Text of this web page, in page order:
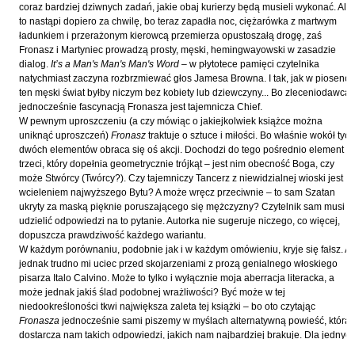
Holden Gojtowski Jarek
Hrynacz Tomasz
Jakób Lech M.
Jakubowski Jarosław
Jakubowski Paweł
Jasina Zbigniew
Jentys-Borelowska Maria
Jocher Waldemar
Jonaszko Jolanta
Juzyszyn Wojciech
Kain Dawid
Kalenin Magdalena
Kamiński Gabriel Leonard
Kaniecka-Mazurek Anna
coraz bardziej dziwnych zadań, jakie obaj kurierzy będą musieli wykonać. Ale
to nastąpi dopiero za chwilę, bo teraz zapadła noc, ciężarówka z martwym
ładunkiem i przerażonym kierowcą przemierza opustoszałą drogę, zaś
Fronasz i Martyniec prowadzą prosty, męski, hemingwayowski w zasadzie
dialog. It’s a Man's Man's Man's Word– w płytotece pamięci czytelnika
natychmiast zaczyna rozbrzmiewać głos Jamesa Browna. I tak, jak w piosence
ten męski świat byłby niczym bez kobiety lub dziewczyny... Bo zleceniodawcą i
jednocześnie fascynacją Fronasza jest tajemnicza Chief.
W pewnym uproszczeniu (a czy mówiąc o jakiejkolwiek książce można
uniknąć uproszczeń) Fronasztraktuje o sztuce i miłości. Bo właśnie wokół tych
dwóch elementów obraca się oś akcji. Dochodzi do tego pośrednio element
trzeci, który dopełnia geometrycznie trójkąt – jest nim obecność Boga, czy
może Stwórcy (Twórcy?). Czy tajemniczy Tancerz z niewidzialnej wioski jest
wcieleniem najwyższego Bytu? A może wręcz przeciwnie – to sam Szatan
ukryty za maską pięknie poruszającego się mężczyzny? Czytelnik sam musi
udzielić odpowiedzi na to pytanie. Autorka nie sugeruje niczego, co więcej,
dopuszcza prawdziwość każdego wariantu.
W każdym porównaniu, podobnie jak i w każdym omówieniu, kryje się fałsz. A
jednak trudno mi uciec przed skojarzeniami z prozą genialnego włoskiego
pisarza Italo Calvino. Może to tylko i wyłącznie moja aberracja literacka, a
może jednak jakiś ślad podobnej wrażliwości? Być może w tej
niedookreśloności tkwi największa zaleta tej książki – bo oto czytając
Fronaszajednocześnie sami piszemy w myślach alternatywną powieść, która
dostarcza nam takich odpowiedzi, jakich nam najbardziej brakuje. Dla jednych